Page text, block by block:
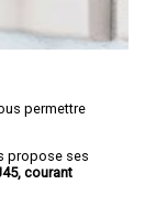
permettre
propose ses
courant